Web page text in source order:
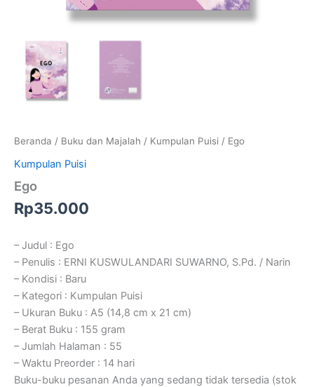
Beranda / Buku dan Majalah / Kumpulan Puisi / Ego
Kumpulan Puisi
Ego
Rp35.000
– Judul : Ego
– Penulis : ERNI KUSWULANDARI SUWARNO, S.Pd. / Narin
– Kondisi : Baru
– Kategori : Kumpulan Puisi
– Ukuran Buku : A5 (14,8 cm x 21 cm)
– Berat Buku : 155 gram
– Jumlah Halaman : 55
– Waktu Preorder : 14 hari
Buku-buku pesanan Anda yang sedang tidak tersedia (stok